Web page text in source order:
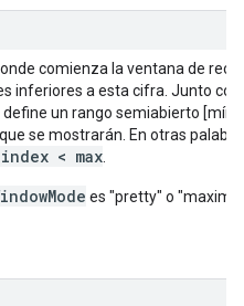
comienza la ventana de
inferiores a esta cifra. Junto con
define un rango semiabierto
se mostrarán. En otras
< max
es "pretty" o